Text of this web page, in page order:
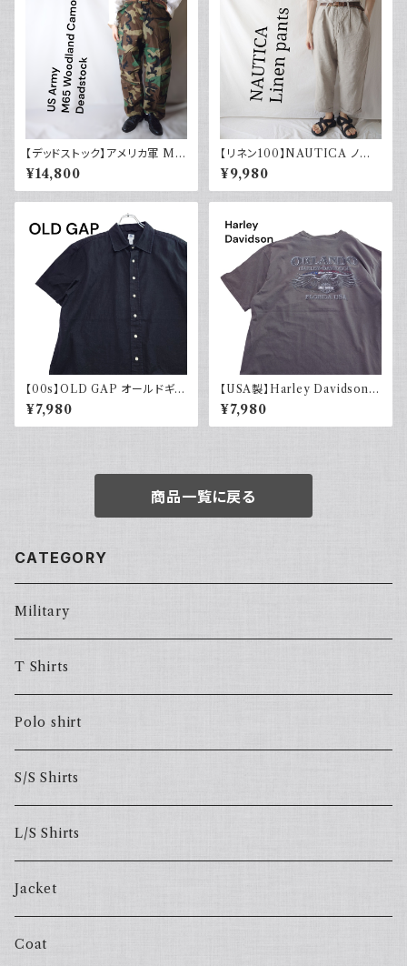
【デッドストック】アメリカ軍 M6
5 フィールドカーゴパンツ ウッド
ランドカモ 迷彩柄 US Army D
EADSTOCK 80s Small Reg
¥14,800
【リネン100】NAUTICA ノー
ティカ ツータックパンツ スラック
ス 古着 ワイドパンツ
¥9,980
【00s】OLD GAP オールドギャ
ップ コットンリネンシャツ ブラッ
ク 黒 古着 半袖
¥7,980
【USA製】Harley Davidson
ハーレーダビッドソン プリントT
シャツ 古着 フェードグレー 00s
イーグル 大きめ
¥7,980
商品一覧に戻る
CATEGORY
Military
T Shirts
Polo shirt
S/S Shirts
L/S Shirts
Jacket
Coat